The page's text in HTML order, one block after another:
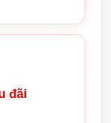
đãi